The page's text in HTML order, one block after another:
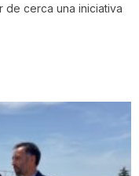
cerca una iniciativa